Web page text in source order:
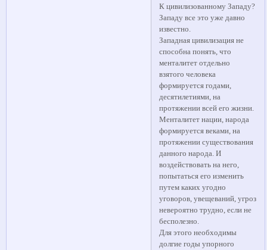
К цивилизованному Западу?
Западу все это уже давно
известно.
Западная цивилизация не
способна понять, что
менталитет отдельно
взятого человека
формируется годами,
десятилетиями, на
протяжении всей его жизни.
Менталитет нации, народа
формируется веками, на
протяжении существования
данного народа. И
воздействовать на него,
попытаться его изменить
путем каких угодно
уговоров, увещеваний, угроз
невероятно трудно, если не
бесполезно.
Для этого необходимы
долгие годы упорного